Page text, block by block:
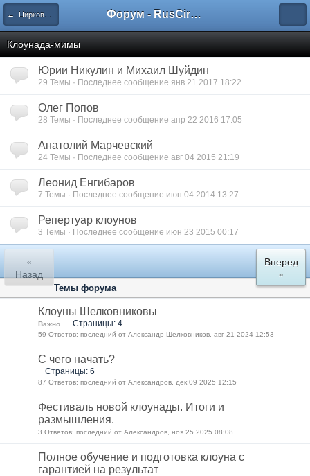
← Цирковые жанры Форум - RusCircus.ru
Клоунада-мимы
Юрии Никулин и Михаил Шуйдин
29 Темы · Последнее сообщение янв 21 2017 18:22
Олег Попов
28 Темы · Последнее сообщение апр 22 2016 17:05
Анатолий Марчевский
24 Темы · Последнее сообщение авг 04 2015 21:19
Леонид Енгибаров
7 Темы · Последнее сообщение июн 04 2014 13:27
Репертуар клоунов
3 Темы · Последнее сообщение июн 23 2015 00:17
«
Назад
Вперед
»
Темы форума
Клоуны Шелковниковы
Важно Страницы: 4
59 Ответов: последний от Александр Шелковников, авг 21 2024 12:53
С чего начать?
Страницы: 6
87 Ответов: последний от Александров, дек 09 2025 12:15
Фестиваль новой клоунады. Итоги и
размышления.
3 Ответов: последний от Александров, ноя 25 2025 08:08
Полное обучение и подготовка клоуна с
гарантией на результат